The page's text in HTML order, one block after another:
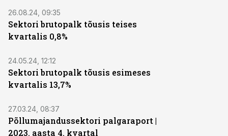
26.08.24, 09:35
Sektori brutopalk tõusis teises
kvartalis 0,8%
24.05.24, 12:12
Sektori brutopalk tõusis esimeses
kvartalis 13,7%
27.03.24, 08:37
Põllumajandussektori palgaraport |
2023. aasta 4. kvartal